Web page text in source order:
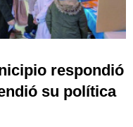
respondió
su política